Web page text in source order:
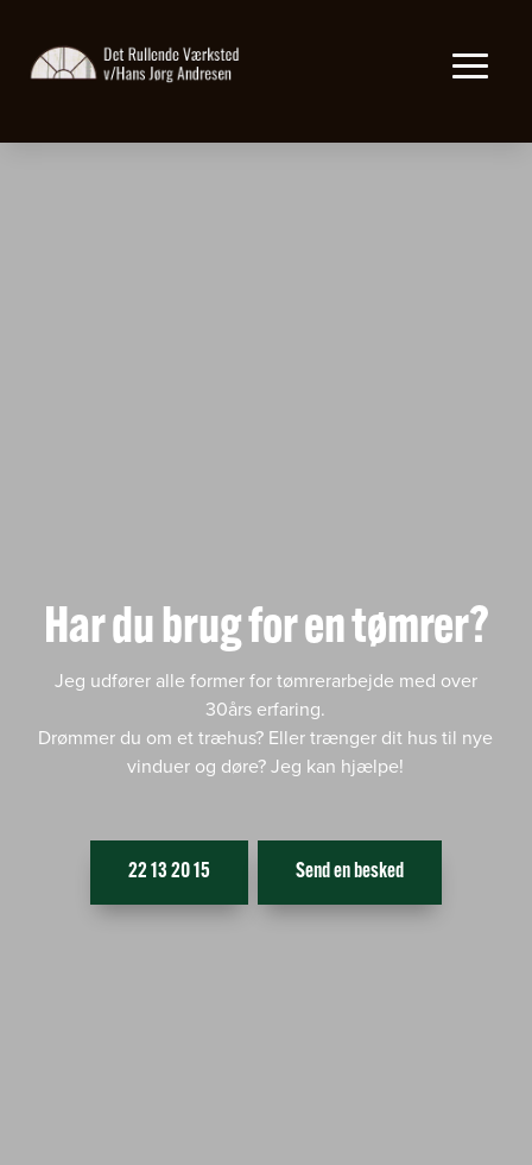
Har du brug for en tømrer?
Jeg udfører alle former for tømrerarbejde med over
30års erfaring.
Drømmer du om et træhus? Eller trænger dit hus til nye
vinduer og døre? Jeg kan hjælpe!
22 13 20 15 Send en besked